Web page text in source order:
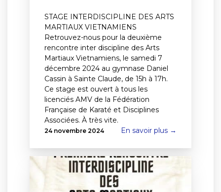
STAGE INTERDISCIPLINE DES ARTS
MARTIAUX VIETNAMIENS
Retrouvez-nous pour la deuxième
rencontre inter discipline des Arts
Martiaux Vietnamiens, le samedi 7
décembre 2024 au gymnase Daniel
Cassin à Sainte Claude, de 15h à 17h.
Ce stage est ouvert à tous les
licenciés AMV de la Fédération
Française de Karaté et Disciplines
Associées. À très vite.
24 novembre 2024 En savoir plus →